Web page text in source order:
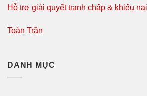
Hỗ trợ giải quyết tranh chấp & khiếu nại
Toàn Trần
DANH MỤC